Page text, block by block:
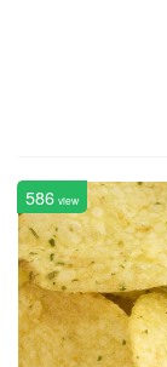
586 view